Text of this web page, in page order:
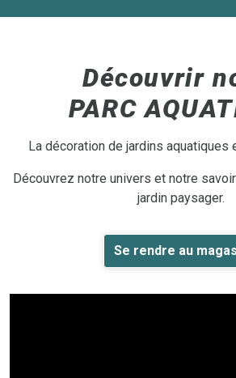
Découvrir
PARC
La décoration de jardins aquatiques
Découvrez notre univers et notre
jardin paysager.
Se rendre au